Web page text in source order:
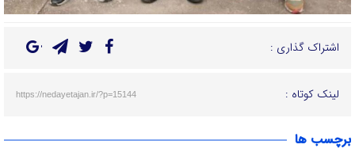
اشتراک گذاری :
لینک کوتاه : https://nedayetajan.ir/?p=15144
برچسب ها